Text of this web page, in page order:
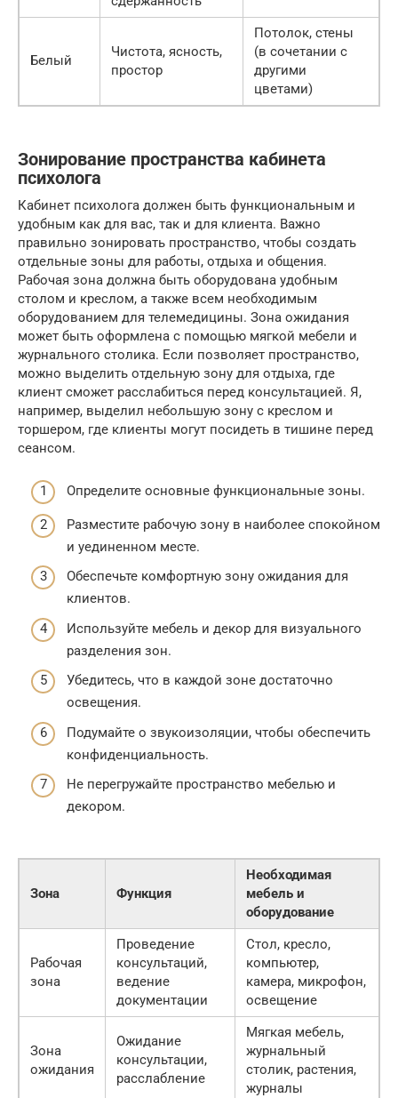
Белый
Чистота, ясность,
простор
Потолок, стены
(в сочетании с
другими
цветами)
Зонирование пространства кабинета
психолога
Кабинет психолога должен быть функциональным и
удобным как для вас, так и для клиента. Важно
правильно зонировать пространство, чтобы создать
отдельные зоны для работы, отдыха и общения.
Рабочая зона должна быть оборудована удобным
столом и креслом, а также всем необходимым
оборудованием для телемедицины. Зона ожидания
может быть оформлена с помощью мягкой мебели и
журнального столика. Если позволяет пространство,
можно выделить отдельную зону для отдыха, где
клиент сможет расслабиться перед консультацией. Я,
например, выделил небольшую зону с креслом и
торшером, где клиенты могут посидеть в тишине перед
сеансом.
Определите основные функциональные зоны.
Разместите рабочую зону в наиболее спокойном
и уединенном месте.
Обеспечьте комфортную зону ожидания для
клиентов.
Используйте мебель и декор для визуального
разделения зон.
Убедитесь, что в каждой зоне достаточно
освещения.
Подумайте о звукоизоляции, чтобы обеспечить
конфиденциальность.
Не перегружайте пространство мебелью и
декором.
Зона Функция
Необходимая
мебель и
оборудование
Рабочая
зона
Проведение
консультаций,
ведение
документации
Стол, кресло,
компьютер,
камера, микрофон,
освещение
Зона
ожидания
Ожидание
консультации,
расслабление
Мягкая мебель,
журнальный
столик, растения,
журналы